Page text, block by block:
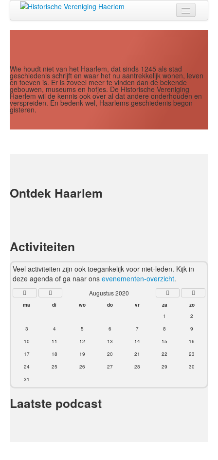
Zien
Lezen
Over ons
Wie houdt niet van het Haarlem, dat sinds 1245 als stad
geschiedenis schrijft en waar het nu aantrekkelijk wonen, leven
en toeven is. Er is zoveel meer te vinden dan de bekende
gebouwen, museums en hofjes. De Historische Vereniging
Haerlem wil de kennis ook over al dat andere onderhouden en
verspreiden. En bedenk wel, Haarlems geschiedenis begon
gisteren.
Ontdek Haarlem
Activiteiten
Veel activiteiten zijn ook toegankelijk voor niet-leden. Kijk in
deze agenda of ga naar ons evenementen-overzicht.
Jaar Maand Jaar
Maand
Augustus 2020
ma di wo do vr za
zo
1
2
3
4 5 6 7 8
9
10
11 12 13 14 15
16
17
18 19 20 21 22
23
24
25 26 27 28 29
30
31
Laatste podcast